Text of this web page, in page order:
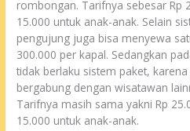
rombongan. Tarifnya sebesar Rp
15.000 untuk anak-anak. Selain
pengujung juga bisa menyewa
300.000 per kapal. Sedangkan
tidak berlaku sistem paket,
bergabung dengan wisatawan
Tarifnya masih sama yakni Rp
15.000 untuk anak-anak.